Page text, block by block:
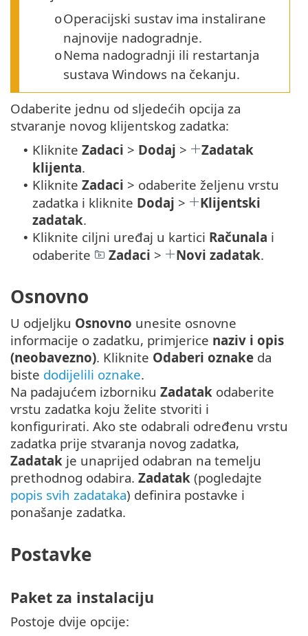
oOperacijski sustav ima instalirane
najnovije nadogradnje.
oNema nadogradnji ili restartanja
sustava Windows na čekanju.
Odaberite jednu od sljedećih opcija za
stvaranje novog klijentskog zadatka:
• Kliknite Zadaci > Dodaj >
Zadatak
klijenta.
• Kliknite Zadaci > odaberite željenu vrstu
zadatka i kliknite Dodaj >
Klijentski
zadatak.
• Kliknite ciljni uređaj u kartici Računala i
odaberite
Zadaci > Novi zadatak.
Osnovno
U odjeljku Osnovno unesite osnovne
informacije o zadatku, primjerice naziv i opis
(neobavezno). Kliknite Odaberi oznake da
biste dodijelili oznake.
Na padajućem izborniku Zadatak odaberite
vrstu zadatka koju želite stvoriti i
konfigurirati. Ako ste odabrali određenu vrstu
zadatka prije stvaranja novog zadatka,
Zadatak je unaprijed odabran na temelju
prethodnog odabira. Zadatak (pogledajte
popis svih zadataka) definira postavke i
ponašanje zadatka.
Postavke
Paket za instalaciju
Postoje dvije opcije: